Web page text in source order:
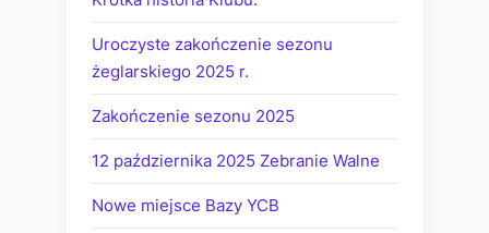
Uroczyste zakończenie sezonu
żeglarskiego 2025 r.
Zakończenie sezonu 2025
12 października 2025 Zebranie Walne
Nowe miejsce Bazy YCB